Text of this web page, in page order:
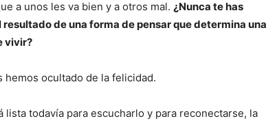
a unos les va bien y a otros mal. ¿Nunca te has
de una forma de pensar que determina una
vivir?
hemos ocultado de la felicidad.
todavía para escucharlo y para reconectarse, la